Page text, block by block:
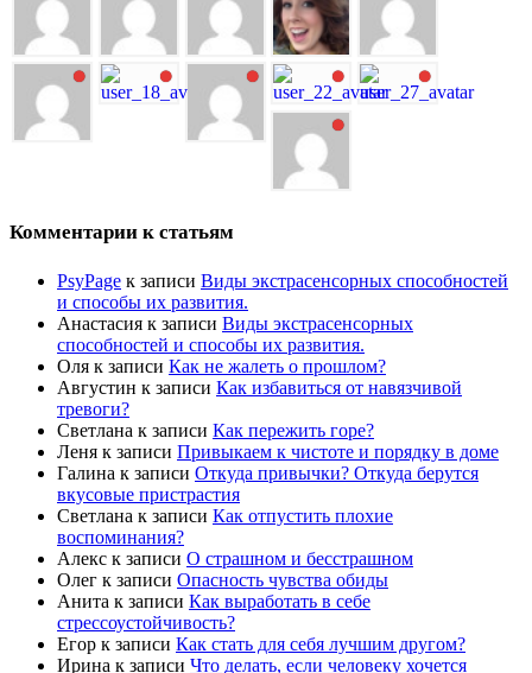
Комментарии к статьям
PsyPage к записи Виды экстрасенсорных способностей
и способы их развития.
Анастасия к записи Виды экстрасенсорных
способностей и способы их развития.
Оля к записи Как не жалеть о прошлом?
Августин к записи Как избавиться от навязчивой
тревоги?
Светлана к записи Как пережить горе?
Леня к записи Привыкаем к чистоте и порядку в доме
Галина к записи Откуда привычки? Откуда берутся
вкусовые пристрастия
Светлана к записи Как отпустить плохие
воспоминания?
Алекс к записи О страшном и бесстрашном
Олег к записи Опасность чувства обиды
Анита к записи Как выработать в себе
стрессоустойчивость?
Егор к записи Как стать для себя лучшим другом?
Ирина к записи Что делать, если человеку хочется